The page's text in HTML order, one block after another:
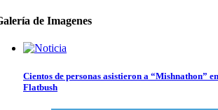
de Imagenes
Cientos de personas asistieron a “Mishnathon”
Flatbush